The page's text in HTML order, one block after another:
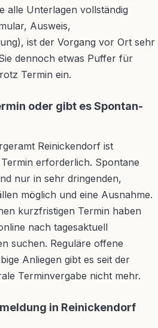
alle Unterlagen vollständig
Ausweis,
ist der Vorgang vor Ort sehr
dennoch etwas Puffer für
Termin ein.
oder gibt es Spontan-
Reinickendorf ist
erforderlich. Spontane
nur in sehr dringenden,
möglich und eine Ausnahme.
kurzfristigen Termin haben
nach tagesaktuell
suchen. Reguläre offene
Anliegen gibt es seit der
Terminvergabe nicht mehr.
in Reinickendorf